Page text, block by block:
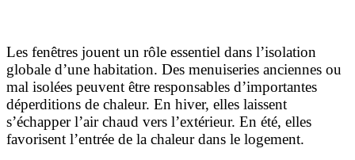
Les fenêtres jouent un rôle essentiel dans l’isolation
globale d’une habitation. Des menuiseries anciennes ou
mal isolées peuvent être responsables d’importantes
déperditions de chaleur. En hiver, elles laissent
s’échapper l’air chaud vers l’extérieur. En été, elles
favorisent l’entrée de la chaleur dans le logement.